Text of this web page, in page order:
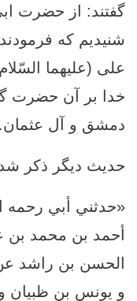
گفتند: از حضرت
شنيديم كه
علی (عليهما
خدا بر آن حضرت
دمشق و آل عثمان.»
حدیث دیگر ذکر
«حدثني أبي رحمه
أحمد بن محمد
الحسن بن راشد
و يونس بن ظبيان